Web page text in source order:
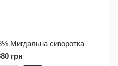
Мигдальна сиворотка
грн